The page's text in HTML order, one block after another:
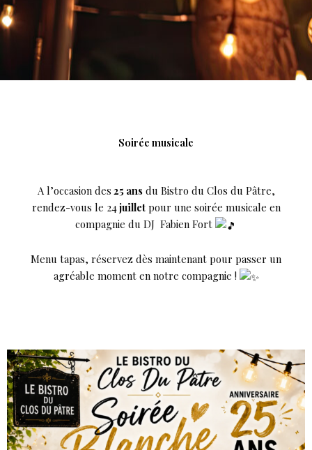
Soirée musicale
A l’occasion des 25 ansdu Bistro du Clos du Pâtre,
rendez-vous le 24juilletpour une soirée musicale en
compagnie du DJ Fabien Fort
Menu tapas, réservez dès maintenant pour passer un
agréable moment en notre compagnie !